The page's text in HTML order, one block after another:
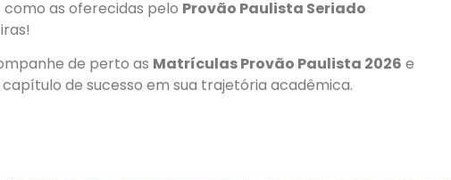
como as oferecidas pelo Provão Paulista Seriado
de perto as Matrículas Provão Paulista 2026 e
de sucesso em sua trajetória acadêmica.